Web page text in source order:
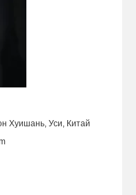
Хуишань, Уси, Китай